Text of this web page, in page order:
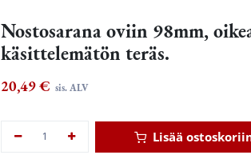
Nostosarana oviin 98mm,
käsittelemätön teräs.
20,49€ sis. ALV
Lisää